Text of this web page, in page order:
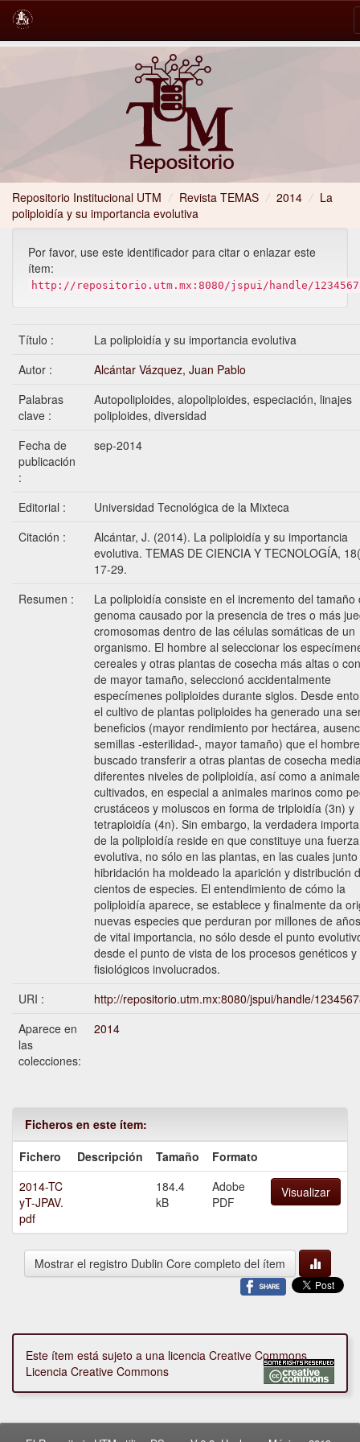
Repositorio Institucional UTM Revista TEMAS 2014 / La
poliploidía y su importancia evolutiva
Por favor, use este identificador para citar o enlazar este
ítem:
http://repositorio.utm.mx:8080/jspui/handle/
Título :
La poliploidía y su importancia evolutiva
Autor :
Alcántar Vázquez, Juan Pablo
Palabras
clave :
Autopoliploides, alopoliploides, especiación, linajes
poliploides, diversidad
Fecha de
publicación
:
sep-2014
Editorial :
Universidad Tecnológica de la Mixteca
Citación :
Alcántar, J. (2014). La poliploidía y su importancia
evolutiva. TEMAS DE CIENCIA Y TECNOLOGÍA,
17-29.
Resumen :
La poliploidía consiste en el incremento del tamaño
genoma causado por la presencia de tres o más
cromosomas dentro de las células somáticas de un
organismo. El hombre al seleccionar los
cereales y otras plantas de cosecha más altas o
de mayor tamaño, seleccionó accidentalmente
especímenes poliploides durante siglos. Desde
el cultivo de plantas poliploides ha generado una
beneficios (mayor rendimiento por hectárea,
semillas -esterilidad-, mayor tamaño) que el
buscado transferir a otras plantas de cosecha
diferentes niveles de poliploidía, así como a
cultivados, en especial a animales marinos como
crustáceos y moluscos en forma de triploidía (3n) y
tetraploidía (4n). Sin embargo, la verdadera
de la poliploidía reside en que constituye una fuerza
evolutiva, no sólo en las plantas, en las cuales
hibridación ha moldeado la aparición y distribución
cientos de especies. El entendimiento de cómo la
poliploidía aparece, se establece y finalmente da
nuevas especies que perduran por millones de
de vital importancia, no sólo desde el punto
desde el punto de vista de los procesos genéticos y
fisiológicos involucrados.
URI :
http://repositorio.utm.mx:8080/jspui/handle/
Aparece en
las
colecciones:
2014
Ficheros en este ítem:
Fichero
Descripción Tamaño
Formato
2014-TC
yT-JPAV.
pdf
184.4
kB
Adobe
PDF
Visualizar
Mostrar el registro Dublin Core completo del ítem
Este ítem está sujeto a una licencia Creative Commons
Licencia Creative Commons